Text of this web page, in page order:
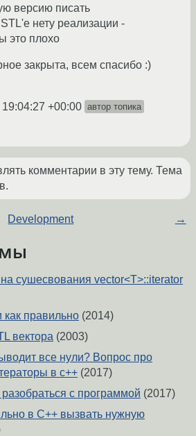
версию писать
нету реализации -
это плохо
закрыта, всем спасибо :)
+00:00 автор топика
комментарии в эту тему. Тема
Development →
сушесвования vector<T>::iterator
как правильно (2014)
вектора (2003)
все нули? Вопрос про
в c++ (2017)
с программой (2017)
в C++ вызвать нужную